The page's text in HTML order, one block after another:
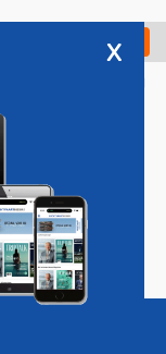
Check in
Vacatures
x